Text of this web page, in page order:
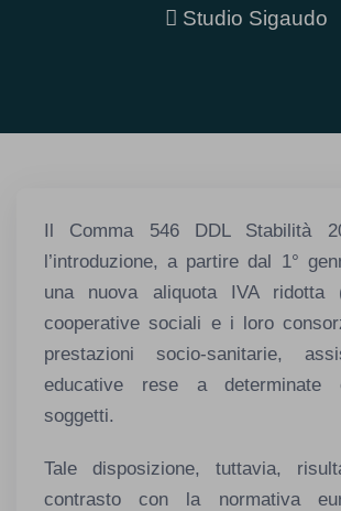
Studio Sigaudo
Il Comma 546 DDL Stabilità
l’introduzione, a partire dal 1°
una nuova aliquota IVA
cooperative sociali e i loro
prestazioni socio-sanitarie,
educative rese a determinate
soggetti.
Tale disposizione, tuttavia,
contrasto con la normativa